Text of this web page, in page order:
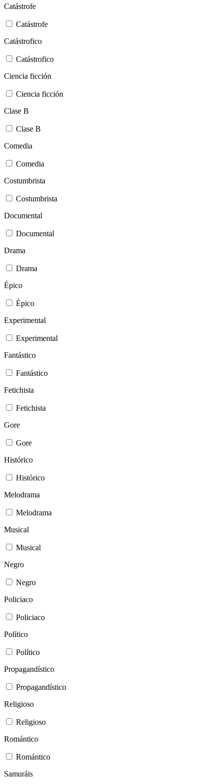
Catástrofe
Catástrofe
Catástrofico
Catástrofico
Ciencia ficción
Ciencia ficción
Clase B
Clase B
Comedia
Comedia
Costumbrista
Costumbrista
Documental
Documental
Drama
Drama
Épico
Épico
Experimental
Experimental
Fantástico
Fantástico
Fetichista
Fetichista
Gore
Gore
Histórico
Histórico
Melodrama
Melodrama
Musical
Musical
Negro
Negro
Policiaco
Policiaco
Político
Político
Propagandístico
Propagandístico
Religioso
Religioso
Romántico
Romántico
Samuráis